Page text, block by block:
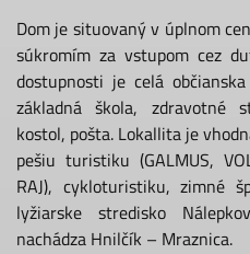
Dom je situovaný v úplnom
súkromím za vstupom cez
dostupnosti je celá
základná škola, zdravotné
kostol, pošta. Lokallita je
pešiu turistiku (GALMUS,
RAJ), cykloturistiku, zimné
lyžiarske stredisko
nachádza Hnilčík – Mraznica.